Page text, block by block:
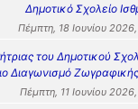
Δημοτικό Σχολείο
Πέμπτη, 18 Ιουνίου
του Δημοτικού
Διαγωνισμό
Πέμπτη, 11 Ιουνίου